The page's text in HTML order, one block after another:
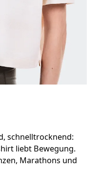
der dein Brustumfang
natürlichen Taille.
schnelltrocknend:
liebt Bewegung.
Marathons und